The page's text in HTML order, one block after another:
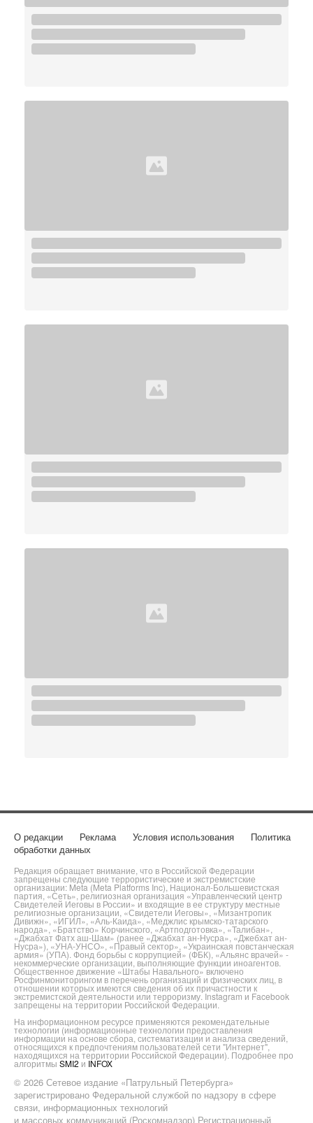
О редакции Реклама Условия использования
Политика
обработки данных
Редакция обращает внимание, что в Российской Федерации
запрещены следующие террористические и экстремистские
организации: Meta (Meta Platforms Inc), Национал-Большевистская
партия, «Сеть», религиозная организация «Управленческий центр
Свидетелей Иеговы в России» и входящие в ее структуру местные
религиозные организации, «Свидетели Иеговы», «Мизантропик
Дивижн», «ИГИЛ», «Аль-Каида», «Меджлис крымско-татарского
народа», «Братство» Корчинского, «Артподготовка», «Талибан»,
«Джабхат Фатх аш-Шам» (ранее «Джабхат ан-Нусра», «Джебхат ан-
Нусра»), «УНА-УНСО», «Правый сектор», «Украинская повстанческая
армия» (УПА). Фонд борьбы с коррупцией» (ФБК), «Альянс врачей» -
некоммерческие организации, выполняющие функции иноагентов.
Общественное движение «Штабы Навального» включено
Росфинмониторингом в перечень организаций и физических лиц, в
отношении которых имеются сведения об их причастности к
экстремистской деятельности или терроризму. Instagram и Facebook
запрещены на территории Российской Федерации.
На информационном ресурсе применяются рекомендательные
технологии (информационные технологии предоставления
информации на основе сбора, систематизации и анализа сведений,
относящихся к предпочтениям пользователей сети "Интернет",
находящихся на территории Российской Федерации). Подробнее про
алгоритмы SMI2 и INFOX
© 2026 Сетевое издание «Патрульный Петербурга»
зарегистрировано Федеральной службой по надзору в сфере
связи, информационных технологий
и массовых коммуникаций (Роскомнадзор) Регистрационный